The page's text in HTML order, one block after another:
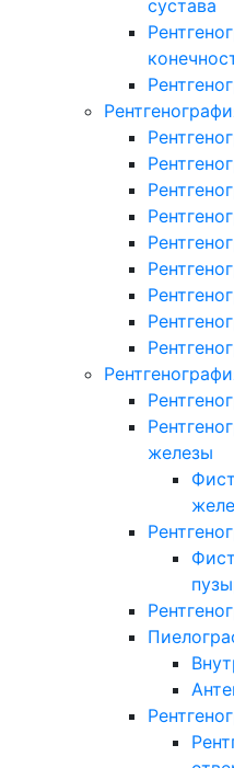
сустава
железы